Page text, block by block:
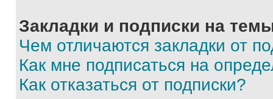
Закладки и подписки на
Чем отличаются закладки от
Как мне подписаться на
Как отказаться от подписки?